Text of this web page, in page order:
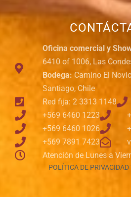
Oficina comercial y
6410 of 1006, Las
Bodega: Camino El
Santiago, Chile
Red fija: 2 3313 1148
+569 6460 1223
+569 6460 1026
+569 7891 7423
Atención de Lunes a
POLÍTICA DE